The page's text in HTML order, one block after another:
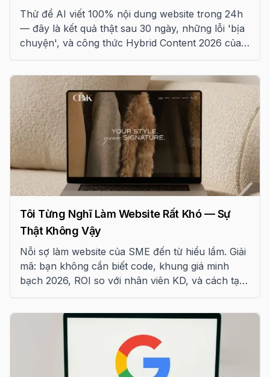
Thử để AI viết 100% nội dung website trong 24h
— đây là kết quả thật sau 30 ngày, những lỗi 'bịa
chuyện', và công thức Hybrid Content 2026 của
Tôi Từng Nghĩ Làm Website Rất Khó — Sự
Thật Không Vậy
Nỗi sợ làm website của SME đến từ hiểu lầm. Giải
mã: bạn không cần biết code, khung giá minh
bạch 2026, ROI so với nhân viên KD, và cách tạo